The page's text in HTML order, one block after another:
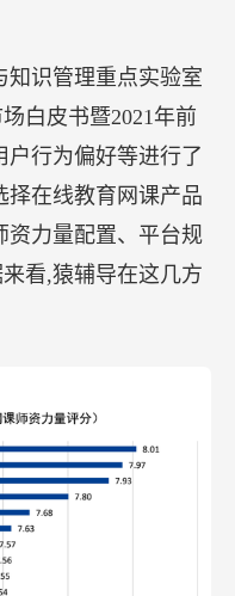
知识管理重点实验室
白皮书暨2021年前
户行为偏好等进行了
择在线教育网课产品
资力量配置、平台规
看,猿辅导在这几方